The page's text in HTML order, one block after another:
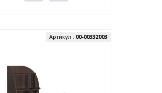
Артикул : 00-00332003